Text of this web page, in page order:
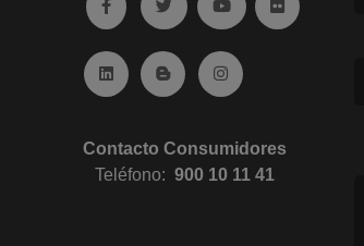
Ir a facebook (abre en ventana
Ir a twitter (abre en ventana
Ir a YouTube (abre
Ir a Flickr
Ir a Linkedin (abre en ventana
Ir al Blog (abre en ventana
Ir a Instagram
Contacto Consumidores
Teléfono:900 10 11 41